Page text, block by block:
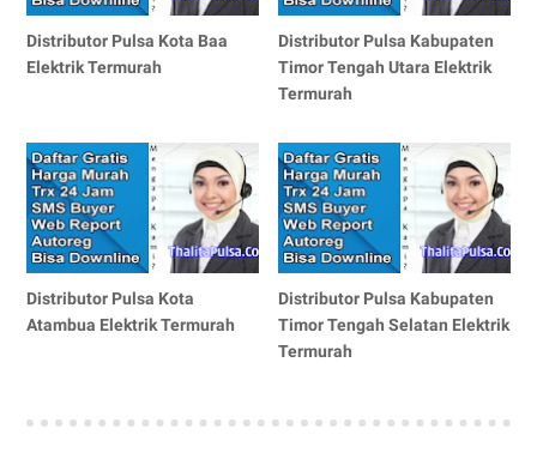
Distributor Pulsa Kota Baa
Elektrik Termurah
Distributor Pulsa Kabupaten
Timor Tengah Utara Elektrik
Termurah
Distributor Pulsa Kota
Atambua Elektrik Termurah
Distributor Pulsa Kabupaten
Timor Tengah Selatan Elektrik
Termurah